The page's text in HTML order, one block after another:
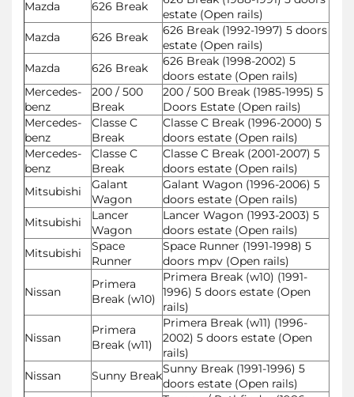
Mazda
626 Break
estate (Open rails)
Mazda
626 Break
626 Break (1992-1997) 5 doors
estate (Open rails)
Mazda
626 Break
626 Break (1998-2002) 5
doors estate (Open rails)
Mercedes-
benz
200 / 500
Break
200 / 500 Break (1985-1995) 5
Doors Estate (Open rails)
Mercedes-
benz
Classe C
Break
Classe C Break (1996-2000) 5
doors estate (Open rails)
Mercedes-
benz
Classe C
Break
Classe C Break (2001-2007) 5
doors estate (Open rails)
Mitsubishi
Galant
Wagon
Galant Wagon (1996-2006) 5
doors estate (Open rails)
Mitsubishi
Lancer
Wagon
Lancer Wagon (1993-2003) 5
doors estate (Open rails)
Mitsubishi
Space
Runner
Space Runner (1991-1998) 5
doors mpv (Open rails)
Nissan
Primera
Break (w10)
Primera Break (w10) (1991-
1996) 5 doors estate (Open
rails)
Nissan
Primera
Break (w11)
Primera Break (w11) (1996-
2002) 5 doors estate (Open
rails)
Nissan
Sunny BreakSunny Break (1991-1996) 5
doors estate (Open rails)